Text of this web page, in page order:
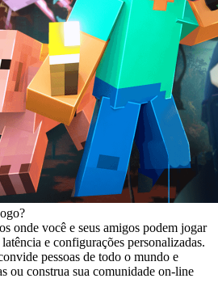
onde você e seus amigos podem jogar
e configurações personalizadas.
pessoas de todo o mundo e
ou construa sua comunidade on-line